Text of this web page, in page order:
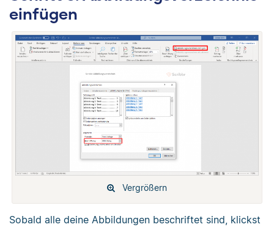
einfügen
Vergrößern
Sobald alle deine Abbildungen beschriftet sind, klickst